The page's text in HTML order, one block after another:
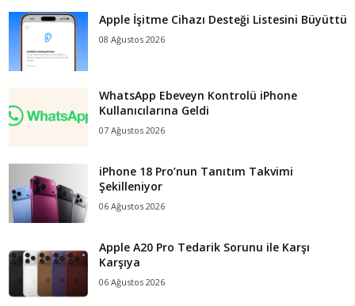
Apple İşitme Cihazı Desteği Listesini Büyüttü
08 Ağustos 2026
WhatsApp Ebeveyn Kontrolü iPhone
Kullanıcılarına Geldi
07 Ağustos 2026
iPhone 18 Pro’nun Tanıtım Takvimi
Şekilleniyor
06 Ağustos 2026
Apple A20 Pro Tedarik Sorunu ile Karşı
Karşıya
06 Ağustos 2026